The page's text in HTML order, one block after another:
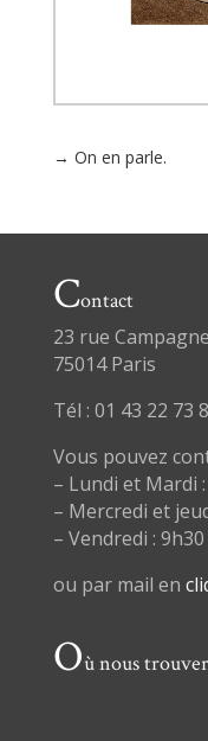
→ On en parle.
Contact
23 rue
75014 Paris
Tél : 01 43 22 73
Vous pouvez
– Lundi et Mardi
– Mercredi et
– Vendredi :
ou par mail en
Où nous trouver